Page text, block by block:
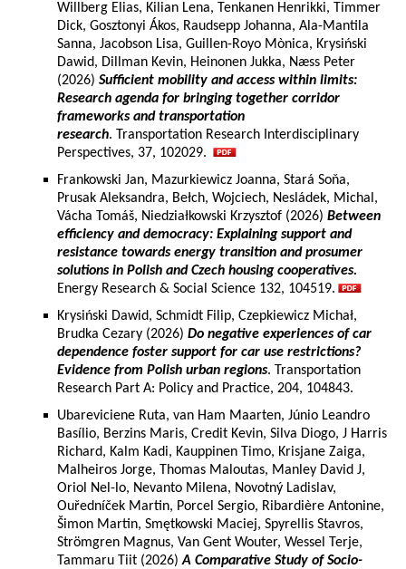
Willberg Elias, Kilian Lena, Tenkanen Henrikki, Timmer
Dick, Gosztonyi Ákos, Raudsepp Johanna, Ala-Mantila
Sanna, Jacobson Lisa, Guillen-Royo Mònica, Krysiński
Dawid, Dillman Kevin, Heinonen Jukka, Næss Peter
(2026) Sufficient mobility and access within limits:
Research agenda for bringing together corridor
frameworks and transportation
research. Transportation Research Interdisciplinary
Perspectives, 37, 102029.
Frankowski Jan, Mazurkiewicz Joanna, Stará Soňa,
Prusak Aleksandra, Bełch, Wojciech, Nesládek, Michal,
Vácha Tomáš, Niedziałkowski Krzysztof (2026) Between
efficiency and democracy: Explaining support and
resistance towards energy transition and prosumer
solutions in Polish and Czech housing cooperatives.
Energy Research & Social Science 132, 104519.
Krysiński Dawid, Schmidt Filip, Czepkiewicz Michał,
Brudka Cezary (2026) Do negative experiences of car
dependence foster support for car use restrictions?
Evidence from Polish urban regions. Transportation
Research Part A: Policy and Practice, 204, 104843.
Ubareviciene Ruta, van Ham Maarten, Júnio Leandro
Basílio, Berzins Maris, Credit Kevin, Silva Diogo, J Harris
Richard, Kalm Kadi, Kauppinen Timo, Krisjane Zaiga,
Malheiros Jorge, Thomas Maloutas, Manley David J,
Oriol Nel-lo, Nevanto Milena, Novotný Ladislav,
Ouředníček Martin, Porcel Sergio, Ribardière Antonine,
Šimon Martin, Smętkowski Maciej, Spyrellis Stavros,
Strömgren Magnus, Van Gent Wouter, Wessel Terje,
Tammaru Tiit (2026)A Comparative Study of Socio-